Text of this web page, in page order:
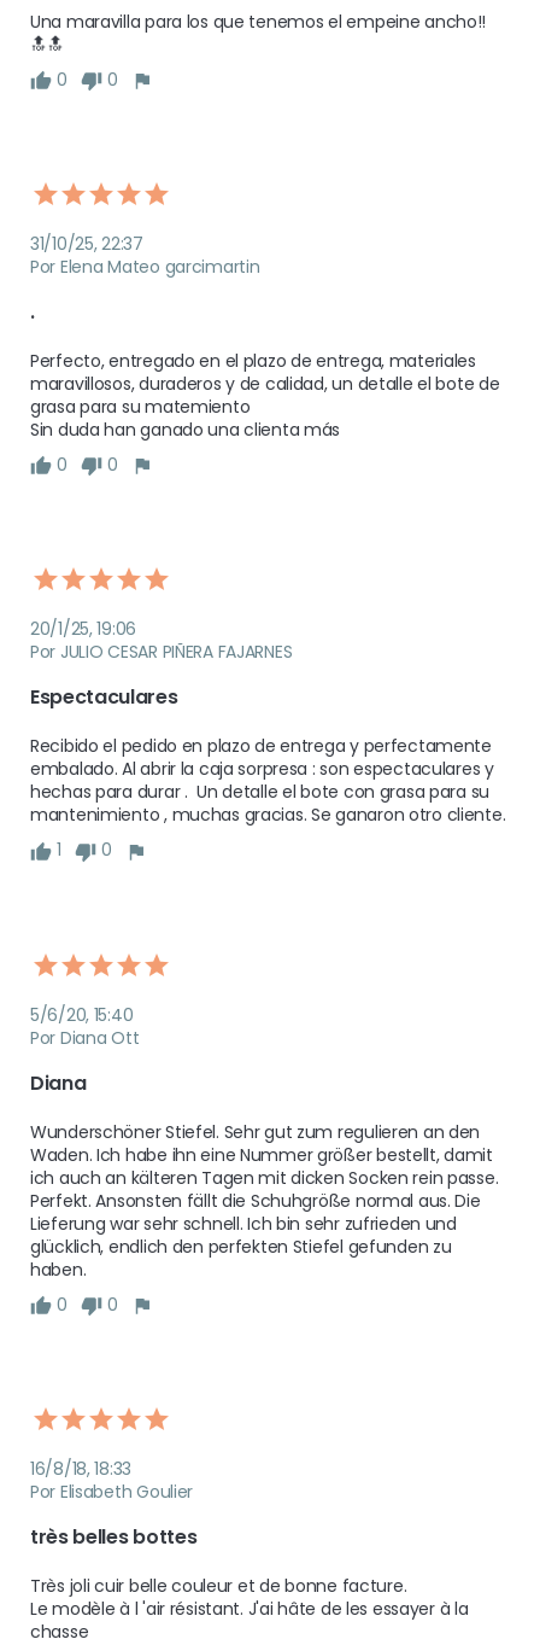
Una maravilla para los que tenemos el empeine ancho!!
🔝🔝
0
0
31/10/25, 22:37
Por Elena Mateo garcimartin
.
Perfecto, entregado en el plazo de entrega, materiales
maravillosos, duraderos y de calidad, un detalle el bote de
grasa para su matemiento
Sin duda han ganado una clienta más
0
0
20/1/25, 19:06
Por JULIO CESAR PIÑERA FAJARNES
Espectaculares
Recibido el pedido en plazo de entrega y perfectamente
embalado. Al abrir la caja sorpresa : son espectaculares y
hechas para durar .  Un detalle el bote con grasa para su
1
0
5/6/20, 15:40
Por Diana Ott
Diana
Wunderschöner Stiefel. Sehr gut zum regulieren an den
Waden. Ich habe ihn eine Nummer größer bestellt, damit
ich auch an kälteren Tagen mit dicken Socken rein passe.
Perfekt. Ansonsten fällt die Schuhgröße normal aus. Die
Lieferung war sehr schnell. Ich bin sehr zufrieden und
glücklich, endlich den perfekten Stiefel gefunden zu
haben.
0
0
16/8/18, 18:33
Por Elisabeth Goulier
très belles bottes
Très joli cuir belle couleur et de bonne facture.
Le modèle à l 'air résistant. J'ai hâte de les essayer à la
chasse